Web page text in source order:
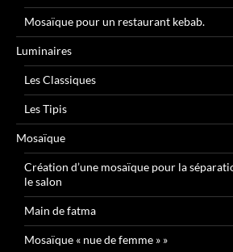
Mosaïque pour un restaurant kebab.
Luminaires
Les Classiques
Les Tipis
Mosaïque
Création d’une mosaïque pour la
le salon
Main de fatma
Mosaïque « nue de femme » »